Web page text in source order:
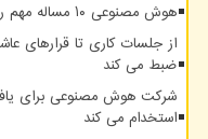
هوش مصنوعی ۱۰ مساله مهم ریاضی و کوانتوم را حل کرد
از جلسات کاری تا قرارهای
ضبط می کند
شرکت هوش مصنوعی برای
استخدام می کند